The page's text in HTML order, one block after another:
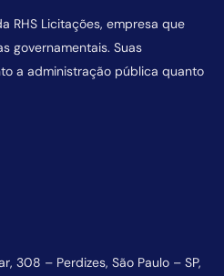
RHS Licitações, empresa que
governamentais. Suas
a administração pública quanto
308 – Perdizes, São Paulo – SP,